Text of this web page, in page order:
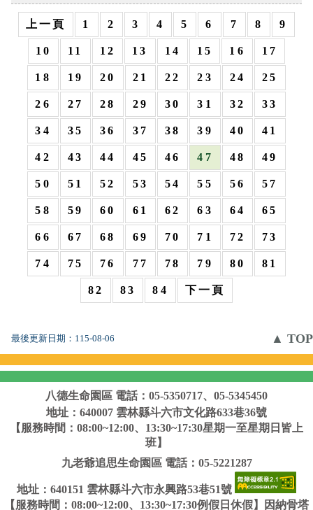
上一頁 1 2 3 4 5 6 7 8 9
10 11 12 13 14 15 16 17
18 19 20 21 22 23 24 25
26 27 28 29 30 31 32 33
34 35 36 37 38 39 40 41
42 43 44 45 46 47 48 49
50 51 52 53 54 55 56 57
58 59 60 61 62 63 64 65
66 67 68 69 70 71 72 73
74 75 76 77 78 79 80 81
82 83 84 下一頁
最後更新日期： 115-08-06 ▲ TOP
八德生命園區 電話：05-5350717、05-5345450
地址：640007 雲林縣斗六市文化路633巷36號
【服務時間：08:00~12:00、13:30~17:30星期一至星期日皆上
班】
九老爺追思生命園區 電話：05-5221287
地址：640151 雲林縣斗六市永興路53巷51號
【服務時間：08:00~12:00、13:30~17:30例假日休假】因納骨塔